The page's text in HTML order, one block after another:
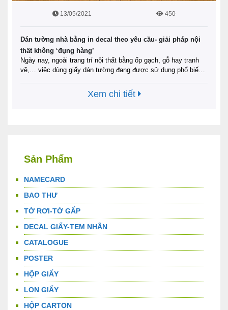
13/05/2021 450
Dán tường nhà bằng in decal theo yêu cầu- giải pháp nội
thất không ‘đụng hàng’
Ngày nay, ngoài trang trí nội thất bằng ốp gạch, gỗ hay tranh
vẽ,… việc dùng giấy dán tường đang được sử dụng phổ biến.
theo yêu cầu để trang trí ngôi nhà của bạn đang là lựa chọn tối
Xem chi tiết
Sản Phẩm
NAMECARD
BAO THƯ
TỜ RƠI-TỜ GẤP
DECAL GIẤY-TEM NHÃN
CATALOGUE
POSTER
HỘP GIẤY
LON GIẤY
HỘP CARTON